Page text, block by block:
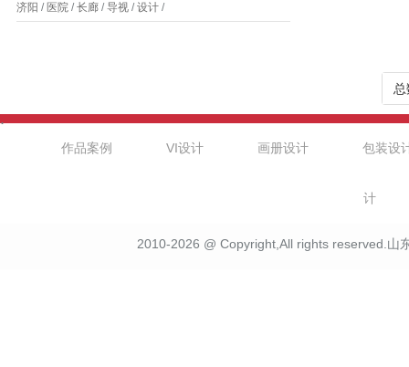
济阳 / 医院 /长廊 /导视 /设计 /
.
作品案例 VI设计 画册设计 包装设
计
2010-2026 @ Copyright,All rights reserved.山